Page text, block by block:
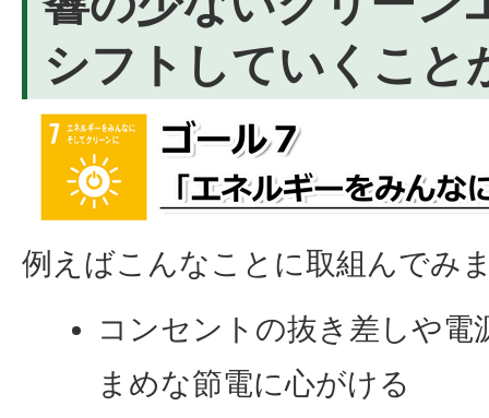
シフトしていくこと
例えばこんなことに取組んでみ
コンセントの抜き差しや
まめな節電に心がける